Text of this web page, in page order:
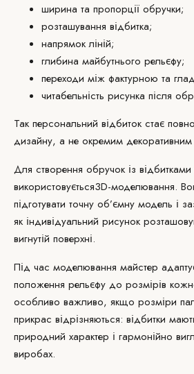
ширина та пропорції обручки;
розташування відбитка;
напрямок ліній;
глибина майбутнього рельєфу;
переходи між фактурною та
читабельність рисунка після
Так персональний відбиток стає
дизайну, а не окремим
Для створення обручок із відбитками
використовується3D-моделювання.
підготувати точну об’ємну модель і
як індивідуальний рисунок
вигнутій поверхні.
Під час моделювання майстер
положення рельєфу до розмірів
особливо важливо, якщо розміри
прикрас відрізняються: відбитки
природний характер і гармонійно
виробах.